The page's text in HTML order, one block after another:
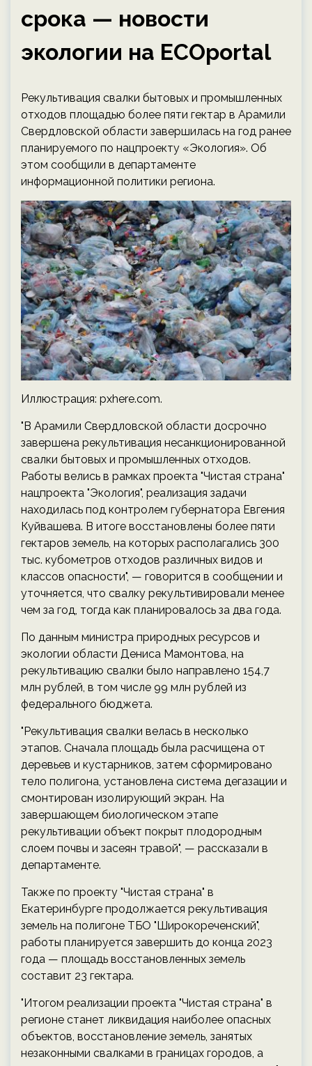
срока — новости
экологии на ECOportal
Рекультивация свалки бытовых и промышленных
отходов площадью более пяти гектар в Арамили
Свердловской области завершилась на год ранее
планируемого по нацпроекту «Экология». Об
этом сообщили в департаменте
информационной политики региона.
Иллюстрация: pxhere.com.
"В Арамили Свердловской области досрочно
завершена рекультивация несанкционированной
свалки бытовых и промышленных отходов.
Работы велись в рамках проекта "Чистая страна"
нацпроекта "Экология", реализация задачи
находилась под контролем губернатора Евгения
Куйвашева. В итоге восстановлены более пяти
гектаров земель, на которых располагались 300
тыс. кубометров отходов различных видов и
классов опасности", — говорится в сообщении и
уточняется, что свалку рекультивировали менее
чем за год, тогда как планировалось за два года.
По данным министра природных ресурсов и
экологии области Дениса Мамонтова, на
рекультивацию свалки было направлено 154,7
млн рублей, в том числе 99 млн рублей из
федерального бюджета.
"Рекультивация свалки велась в несколько
этапов. Сначала площадь была расчищена от
деревьев и кустарников, затем сформировано
тело полигона, установлена система дегазации и
смонтирован изолирующий экран. На
завершающем биологическом этапе
рекультивации объект покрыт плодородным
слоем почвы и засеян травой", — рассказали в
департаменте.
Также по проекту "Чистая страна" в
Екатеринбурге продолжается рекультивация
земель на полигоне ТБО "Широкореченский",
работы планируется завершить до конца 2023
года — площадь восстановленных земель
составит 23 гектара.
"Итогом реализации проекта "Чистая страна" в
регионе станет ликвидация наиболее опасных
объектов, восстановление земель, занятых
незаконными свалками в границах городов, а